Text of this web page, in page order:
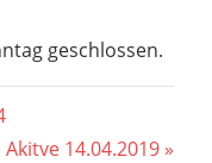
geschlossen.
14.04.2019